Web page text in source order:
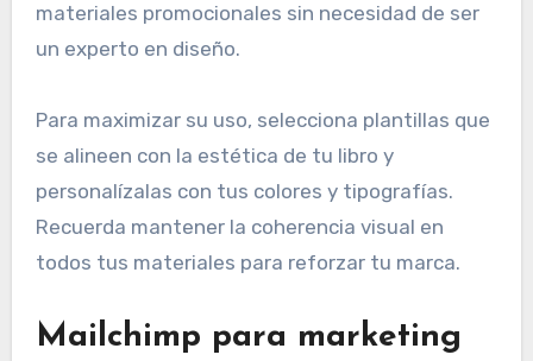
materiales promocionales sin necesidad de ser
un experto en diseño.
Para maximizar su uso, selecciona plantillas que
se alineen con la estética de tu libro y
personalízalas con tus colores y tipografías.
Recuerda mantener la coherencia visual en
todos tus materiales para reforzar tu marca.
Mailchimp para marketing